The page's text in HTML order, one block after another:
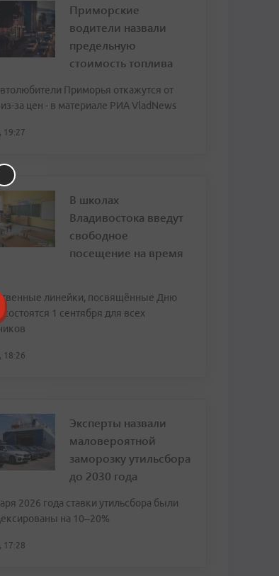
Приморские
водители назвали
предельную
стоимость топлива
Приморья откажутся от
за цен - в материале РИА VladNews
19:27
В школах
Владивостока введут
свободное
посещение на время
линейки, посвящённые Дню
состоятся 1 сентября для всех
18:26
Эксперты назвали
маловероятной
заморозку утильсбора
до 2030 года
2026 года ставки утильсбора были
на 10–20%
17:28